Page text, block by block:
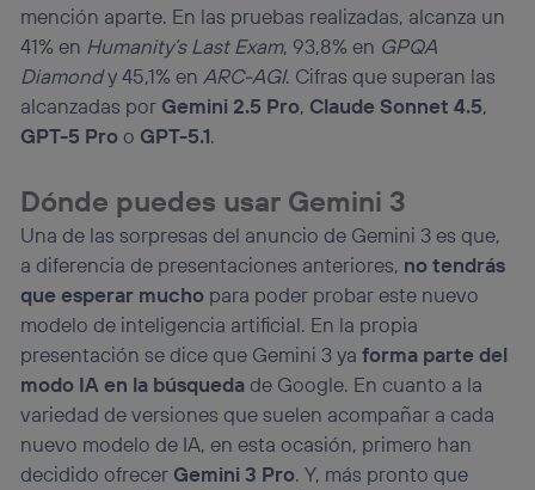
mención aparte. En las pruebas realizadas, alcanza un
41% en Humanity’s Last Exam, 93,8% en GPQA
Diamondy 45,1% enARC-AGI. Cifras que superan las
alcanzadas por Gemini 2.5 Pro, Claude Sonnet 4.5,
GPT-5 Proo GPT-5.1.
Dónde puedes usar Gemini 3
Una de las sorpresas del anuncio de Gemini 3 es que,
a diferencia de presentaciones anteriores, no tendrás
que esperar mucho para poder probar este nuevo
modelo de inteligencia artificial. En la propia
presentación se dice que Gemini 3 yaforma parte del
modo IA en la búsquedade Google. En cuanto a la
variedad de versiones que suelen acompañar a cada
nuevo modelo de IA, en esta ocasión, primero han
decidido ofrecer Gemini 3 Pro. Y, más pronto que